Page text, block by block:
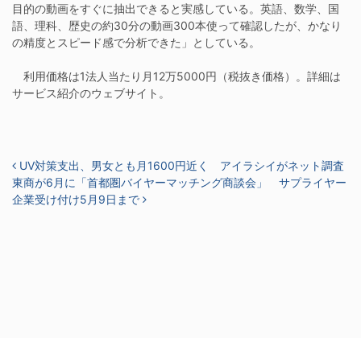
目的の動画をすぐに抽出できると実感している。英語、数学、国
語、理科、歴史の約30分の動画300本使って確認したが、かなり
の精度とスピード感で分析できた」としている。
利用価格は1法人当たり月12万5000円（税抜き価格）。詳細は
サービス紹介のウェブサイト。
投稿ナビゲーション
UV対策支出、男女とも月1600円近く アイラシイがネット調査
東商が6月に「首都圏バイヤーマッチング商談会」 サプライヤー
企業受け付け5月9日まで